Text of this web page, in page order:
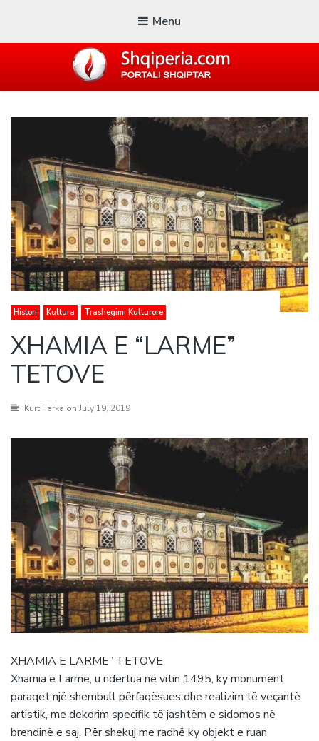
Menu
Blogu i ShqiperiaCom
Histori Kultura Trashegimi Kulturore
XHAMIA E “LARME”
TETOVE
Kurt Farka on July 19, 2019
XHAMIA E LARME” TETOVE
Xhamia e Larme, u ndërtua në vitin 1495, ky monument
paraqet një shembull përfaqësues dhe realizim të veçantë
artistik, me dekorim specifik të jashtëm e sidomos në
brendinë e saj. Për shekuj me radhë ky objekt e ruan